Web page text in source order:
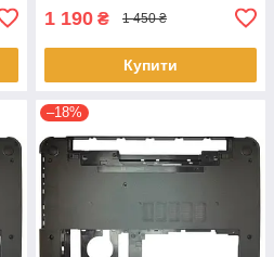
1 190 ₴ 1 450 ₴
Купити
–18%